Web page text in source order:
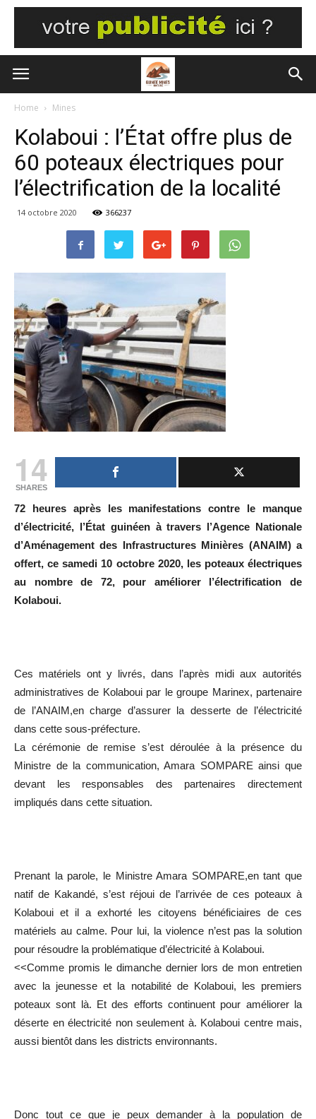
Home Mines
Kolaboui : l’État offre plus de
60 poteaux électriques pour
l’électrification de la localité
14 octobre 2020 366237
14
SHARES
72 heures après les manifestations contre le manque
d’électricité, l’État guinéen à travers l’Agence Nationale
d’Aménagement des Infrastructures Minières (ANAIM) a
offert, ce samedi 10 octobre 2020, les poteaux électriques
au nombre de 72, pour améliorer l’électrification de
Kolaboui.
Ces matériels ont y livrés, dans l’après midi aux autorités
administratives de Kolaboui par le groupe Marinex, partenaire
de l’ANAIM,en charge d’assurer la desserte de l’électricité
dans cette sous-préfecture.
La cérémonie de remise s’est déroulée à la présence du
Ministre de la communication, Amara SOMPARE ainsi que
devant les responsables des partenaires directement
impliqués dans cette situation.
Prenant la parole, le Ministre Amara SOMPARE,en tant que
natif de Kakandé, s’est réjoui de l’arrivée de ces poteaux à
Kolaboui et il a exhorté les citoyens bénéficiaires de ces
matériels au calme. Pour lui, la violence n’est pas la solution
pour résoudre la problématique d’électricité à Kolaboui.
<<Comme promis le dimanche dernier lors de mon entretien
avec la jeunesse et la notabilité de Kolaboui, les premiers
poteaux sont là. Et des efforts continuent pour améliorer la
déserte en électricité non seulement à. Kolaboui centre mais,
aussi bientôt dans les districts environnants.
Donc tout ce que je peux demander à la population de